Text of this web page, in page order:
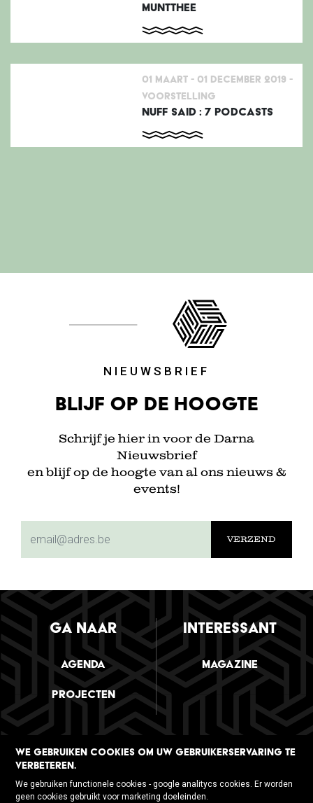
MUNTTHEE
01 Maart - 01 December 2019 -
Voorstelling
NUFF SAID : 7 PODCASTS
NIEUWSBRIEF
Blijf op de hoogte
Schrijf je hier in voor de Darna
Nieuwsbrief
en blijf op de hoogte van al ons nieuws &
events!
GA NAAR
Agenda
Projecten
INTERESSANT
Magazine
VOLG ONS
WE GEBRUIKEN COOKIES OM UW GEBRUIKERSERVARING TE
VERBETEREN.
We gebruiken functionele cookies - google analitycs cookies. Er worden
geen cookies gebruikt voor marketing doeleinden.